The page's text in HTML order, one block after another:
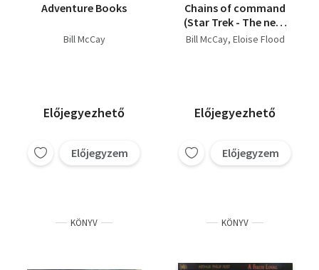
Adventure Books
Bill McCay
Előjegyezhető
Előjegyzem
Chains of command
(Star Trek - The next
generation)
Bill McCay Eloise Flood
Előjegyezhető
Előjegyzem
KÖNYV KÖNYV